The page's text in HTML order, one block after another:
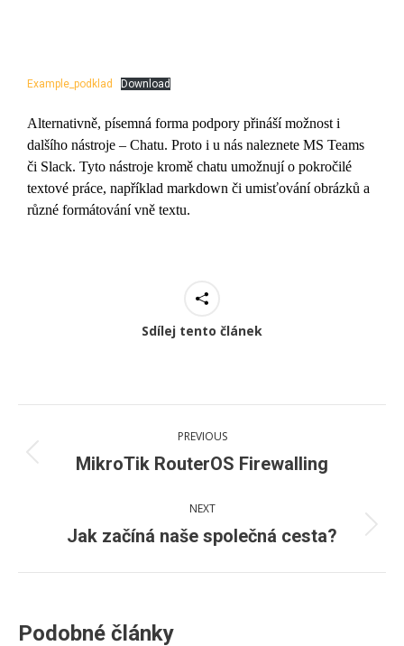
Example_podklad Download
Alternativně, písemná forma podpory přináší možnost i
dalšího nástroje – Chatu. Proto i u nás naleznete MS Teams
či Slack. Tyto nástroje kromě chatu umožnují o pokročilé
textové práce, například markdown či umisťování obrázků a
různé formátování vně textu.
Sdílej tento článek
PREVIOUS
MikroTik RouterOS Firewalling
NEXT
Jak začíná naše společná cesta?
Podobné články